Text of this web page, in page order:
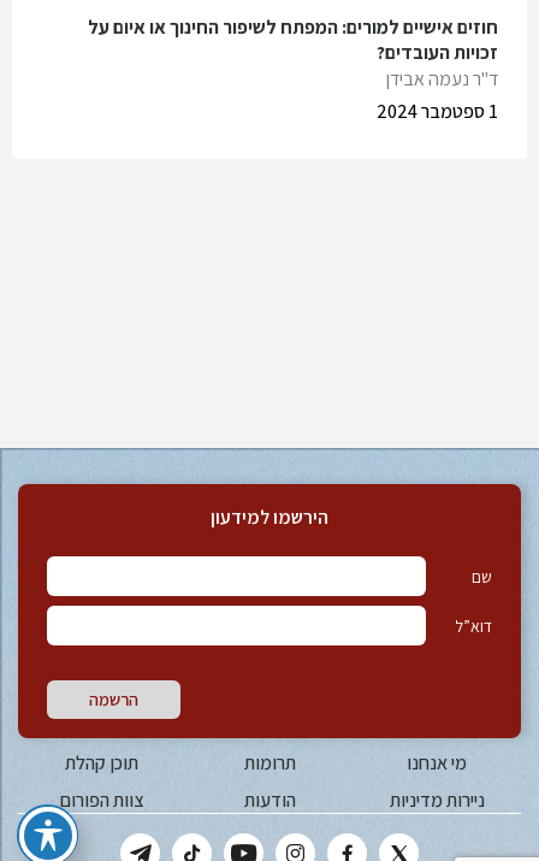
חוזים אישיים למורים: המפתח לשיפור החינוך או איום על
זכויות העובדים?
ד"ר נעמה אבידן
1 ספטמבר 2024
הירשמו למידעון
שם
דוא”ל
הרשמה
מי אנחנו תרומות
תוכן קהלת
ניירות מדיניות
הודעות צוות הפורום